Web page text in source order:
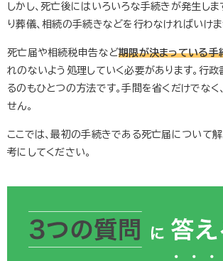
しかし、死亡後にはいろいろな手続きが発生しま
り葬儀、相続の手続きなどを行わなければいけま
死亡届や相続税申告など期限が決まっている手
れのないよう処理していく必要があります。行
るのもひとつの方法です。手間を省くだけでなく
せん。
ここでは、最初の手続きである死亡届について解
考にしてください。